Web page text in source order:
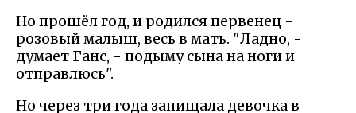
Но прошёл год, и родился первенец -
розовый малыш, весь в мать. "Ладно, -
думает Ганс, - подыму сына на ноги и
отправлюсь".
Но через три года запищала девочка в